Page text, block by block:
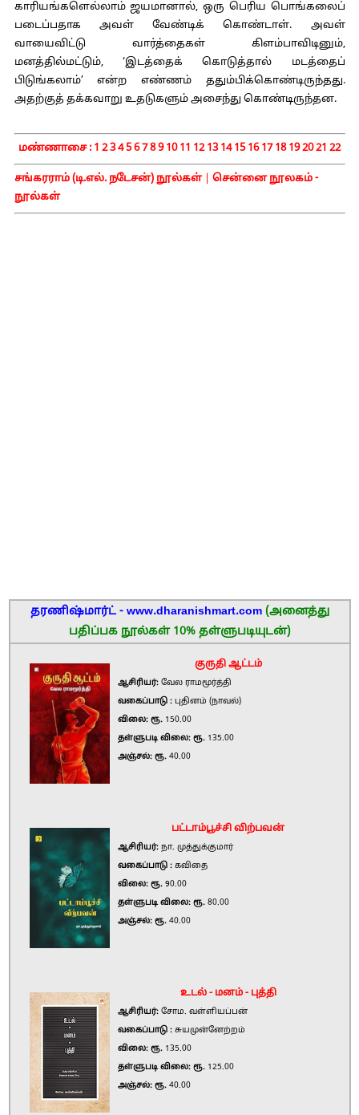
காரியங்களெல்லாம் ஜயமானால், ஒரு பெரிய பொங்கலைப்
படைப்பதாக அவள் வேண்டிக் கொண்டாள். அவள்
வாயைவிட்டு வார்த்தைகள் கிளம்பாவிடினும்,
மனத்தில்மட்டும், ‘இடத்தைக் கொடுத்தால் மடத்தைப்
பிடுங்கலாம்’ என்ற எண்ணம் ததும்பிக்கொண்டிருந்தது.
அதற்குத் தக்கவாறு உதடுகளும் அசைந்து கொண்டிருந்தன.
மண்ணாசை : 1 23456789 10 11 12 13 14 15 16 17 18 192021 22
சங்கரராம் (டி.எல். நடேசன்) நூல்கள்| சென்னை நூலகம் -
நூல்கள்
தரணிஷ்மார்ட் - www.dharanishmart.com (அனைத்து
பதிப்பக நூல்கள் 10% தள்ளுபடியுடன்)
குருதி ஆட்டம்
ஆசிரியர்: வேல ராமமூர்த்தி
வகைப்பாடு : புதினம் (நாவல்)
விலை: ரூ. 150.00
தள்ளுபடி விலை: ரூ. 135.00
அஞ்சல்: ரூ. 40.00
பட்டாம்பூச்சி விற்பவன்
ஆசிரியர்: நா. முத்துக்குமார்
வகைப்பாடு : கவிதை
விலை: ரூ. 90.00
தள்ளுபடி விலை: ரூ. 80.00
அஞ்சல்: ரூ. 40.00
உடல் - மனம் - புத்தி
ஆசிரியர்: சோம. வள்ளியப்பன்
வகைப்பாடு : சுயமுன்னேற்றம்
விலை: ரூ. 135.00
தள்ளுபடி விலை: ரூ. 125.00
அஞ்சல்: ரூ. 40.00